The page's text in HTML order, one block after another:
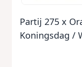
Partij 275 x
Koningsdag /